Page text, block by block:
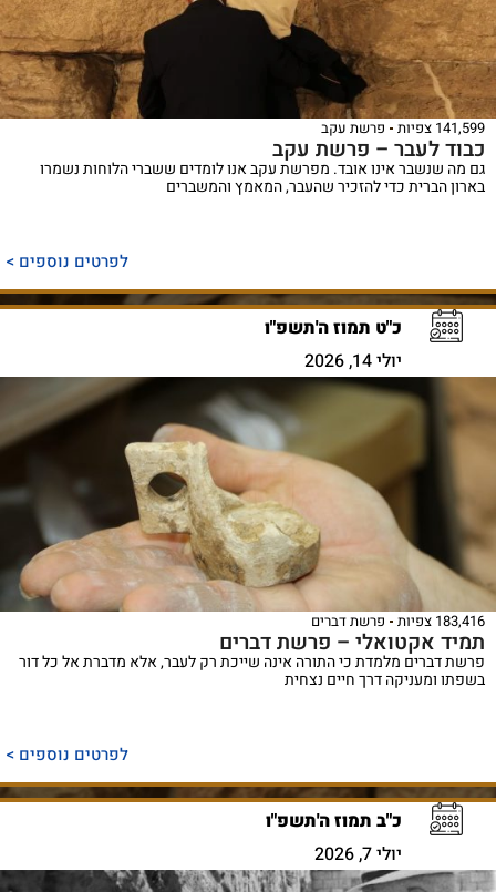
141,599 צפיות פרשת עקב
כבוד לעבר – פרשת עקב
גם מה שנשבר אינו אובד. מפרשת עקב אנו לומדים ששברי הלוחות נשמרו
בארון הברית כדי להזכיר שהעבר, המאמץ והמשברים
לפרטים נוספים >
כ"ט תמוז ה'תשפ"ו
יולי 14, 2026
183,416 צפיות פרשת דברים
תמיד אקטואלי – פרשת דברים
פרשת דברים מלמדת כי התורה אינה שייכת רק לעבר, אלא מדברת אל כל דור
בשפתו ומעניקה דרך חיים נצחית
לפרטים נוספים >
כ"ב תמוז ה'תשפ"ו
יולי 7, 2026